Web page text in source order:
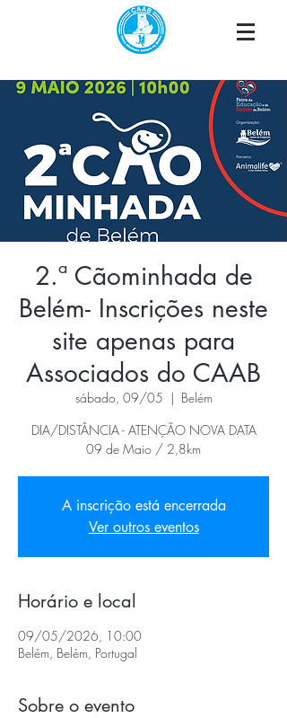
2.ª Cãominhada de
Belém- Inscrições neste
site apenas para
Associados do CAAB
sábado, 09/05
  |
Belém
DIA/DISTÂNCIA - ATENÇÃO NOVA DATA
09 de Maio / 2,8km
A inscrição está encerrada
Ver outros eventos
Horário e local
09/05/2026, 10:00
Belém, Belém, Portugal
Sobre o evento